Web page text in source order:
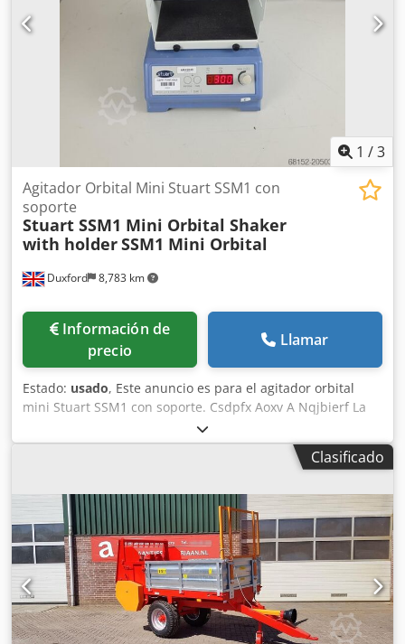
1 /3
Duxford 8,783 km
Agitador Orbital Mini Stuart SSM1 con
soporte
Stuart SSM1 Mini Orbital Shaker
with holderSSM1 Mini Orbital
Información de
precio
Llamar
Estado: usado, Este anuncio es para el agitador orbital
mini Stuart SSM1 con soporte. Csdpfx Aoxv A Nqjbierf La
unidad está en perfectas condiciones de funcionamiento y
lista para su entrega inmediata. El Stuart SSM1 Mini
Orbital Shaker es un agitador de laboratorio compacto y
un movimiento orbital de 16 mm, control de velocidad
variable de hasta 300 rpm y temporizador digital
integrado, con ajustes entre 1 segundo y 999 minutos, o
funcionamiento continuo. El agitador se suministra con
una esterilla antideslizante, apta para alojar hasta cuatro
placas multipocillo o tarjetas de diagnóstico. Puede operar
en incubadoras y cámaras ambientales con temperaturas
de hasta 40°C y 80% de humedad relativa.
Clasificado